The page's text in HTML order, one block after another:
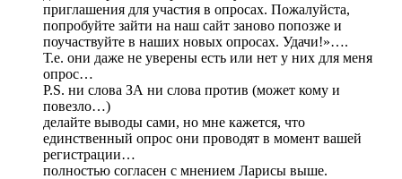
приглашения для участия в опросах. Пожалуйста,
попробуйте зайти на наш сайт заново попозже и
поучаствуйте в наших новых опросах. Удачи!»….
Т.е. они даже не уверены есть или нет у них для меня
опрос…
P.S. ни слова ЗА ни слова против (может кому и
повезло…)
делайте выводы сами, но мне кажется, что
единственный опрос они проводят в момент вашей
регистрации…
полностью согласен с мнением Ларисы выше.